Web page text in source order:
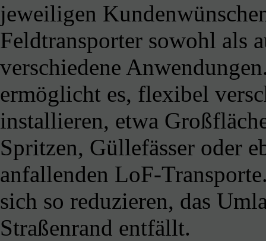
jeweiligen
Feldtransporter sowohl als
verschiedene
ermöglicht es, flexibel
installieren, etwa
Spritzen, Güllefässer oder
anfallenden LoF-
sich so reduzieren, das
Straßenrand entfällt.